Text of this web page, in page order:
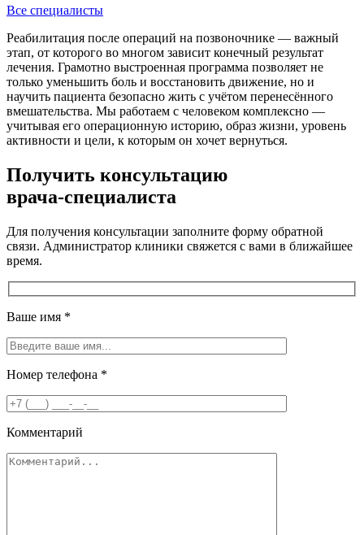
Все специалисты
Реабилитация после операций на позвоночнике — важный
этап, от которого во многом зависит конечный результат
лечения. Грамотно выстроенная программа позволяет не
только уменьшить боль и восстановить движение, но и
научить пациента безопасно жить с учётом перенесённого
вмешательства. Мы работаем с человеком комплексно —
учитывая его операционную историю, образ жизни, уровень
активности и цели, к которым он хочет вернуться.
Получить консультацию
врача-специалиста
Для получения консультации заполните форму обратной
связи. Администратор клиники свяжется с вами в ближайшее
время.
Ваше имя *
Номер телефона *
Комментарий